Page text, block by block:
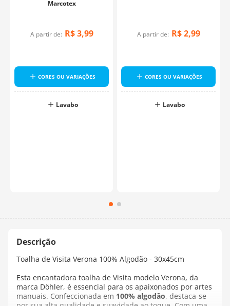
Marcotex
A partir de: R$ 3,99
CORES OU VARIAÇÕES
Lavabo
A partir de: R$ 2,99
CORES OU VARIAÇÕES
Lavabo
Toalha de Visita Verona 100% Algodão - 30x45cm
Esta encantadora toalha de Visita modelo Verona, da
marca Döhler, é essencial para os apaixonados por artes
manuais. Confeccionada em 100% algodão, destaca-se